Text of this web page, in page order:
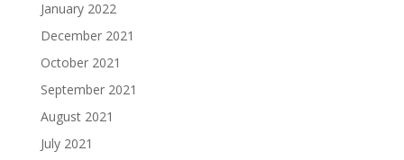
January 2022
December 2021
October 2021
September 2021
August 2021
July 2021